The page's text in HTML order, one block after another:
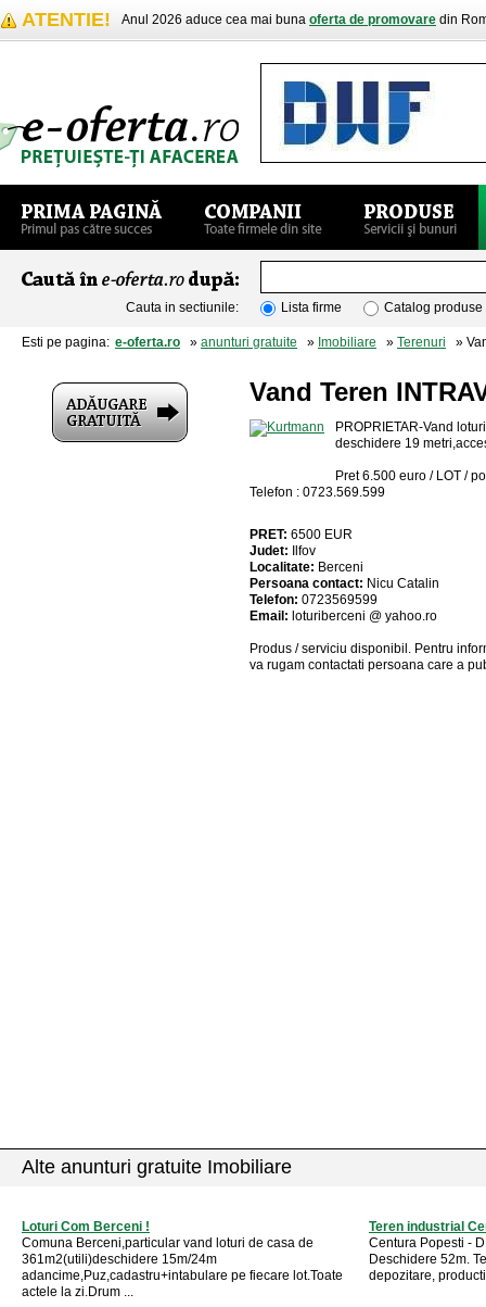
ATENTIE! Anul 2026 aduce cea mai buna oferta de promovare din
Cauta in sectiunile: Lista firme Catalog produse
Esti pe pagina: e-oferta.ro » anunturi gratuite » Imobiliare » Terenuri »
Vand Teren
PROPRIETAR-Vand
deschidere 19
Pret 6.500 euro / LOT /
Telefon : 0723.569.599
PRET: 6500 EUR
Judet:
Ilfov
Localitate: Berceni
Persoana contact: Nicu Catalin
Telefon: 0723569599
Email: loturiberceni @ yahoo.ro
Produs / serviciu disponibil . Pentru
va rugam contactati persoana care a
Alte anunturi gratuite Imobiliare
Loturi Com Berceni !
Comuna Berceni,particular vand loturi de casa de
361m2(utili)deschidere 15m/24m
adancime,Puz,cadastru+intabulare pe fiecare lot.Toate
actele la zi.Drum ...
Teren industrial
Centura Popesti -
Deschidere 52m.
depozitare,